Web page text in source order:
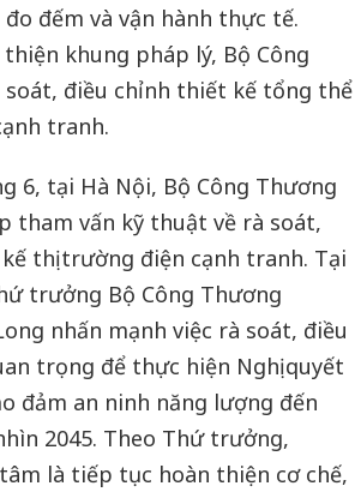
đếm và vận hành thực tế.
khung pháp lý, Bộ Công
soát, điều chỉnh thiết kế tổng thể
tranh.
6, tại Hà Nội, Bộ Công Thương
tham vấn kỹ thuật về rà soát,
thị trường điện cạnh tranh. Tại
trưởng Bộ Công Thương
nhấn mạnh việc rà soát, điều
trọng để thực hiện Nghị quyết
đảm an ninh năng lượng đến
2045. Theo Thứ trưởng,
là tiếp tục hoàn thiện cơ chế,